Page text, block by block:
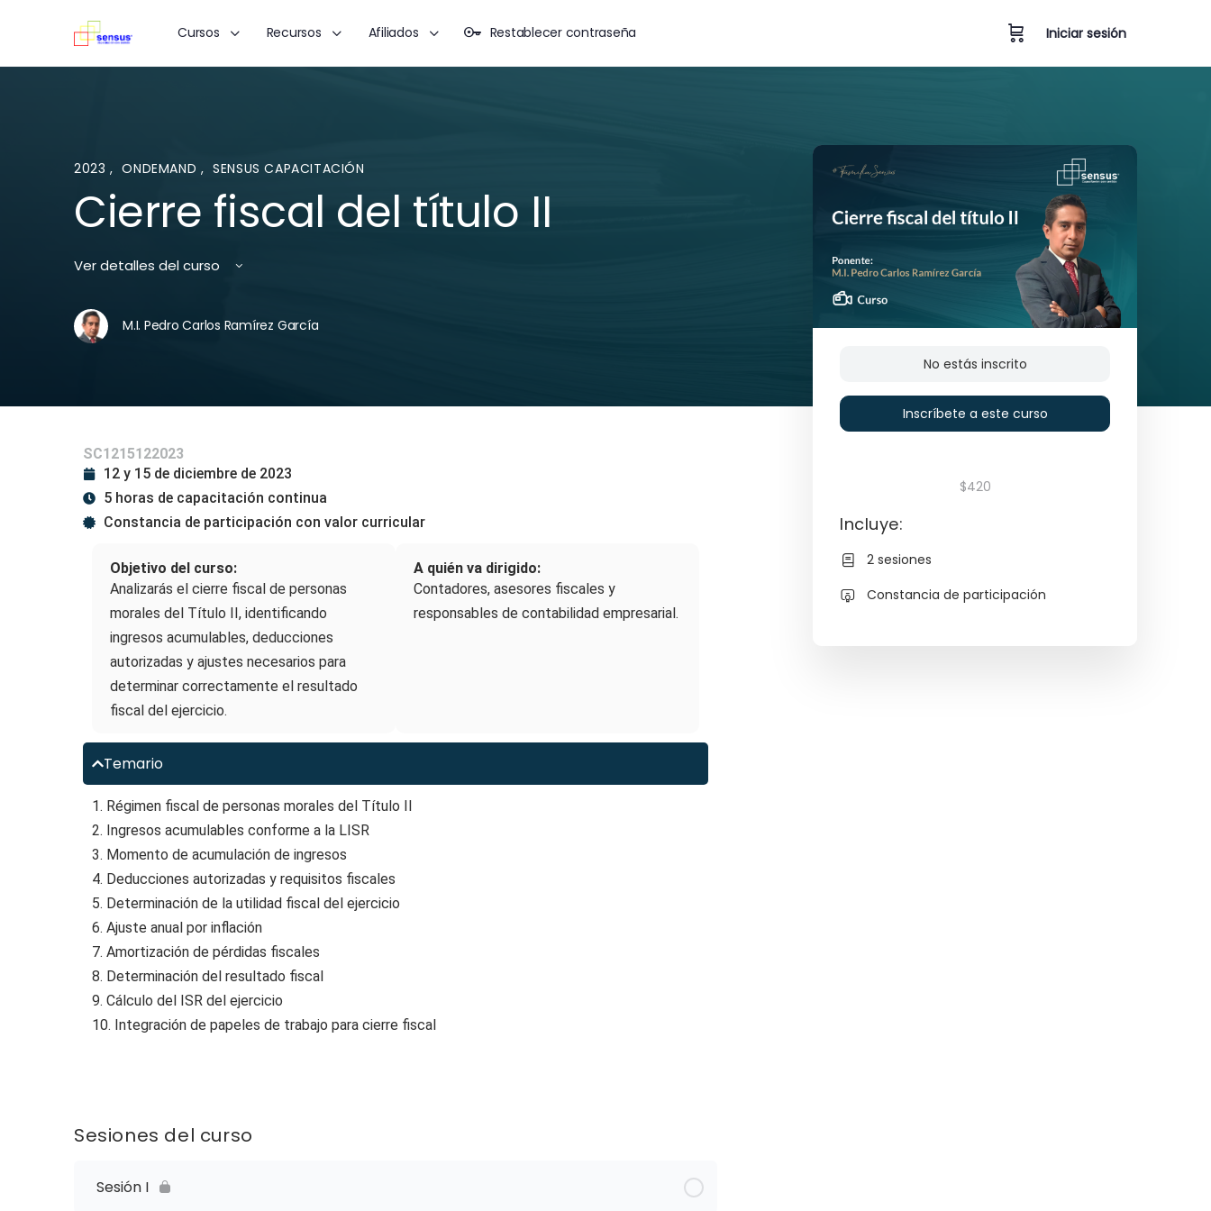
Cursos Recursos Afiliados Restablecer contraseña Iniciar sesión
2023, ONDEMAND , SENSUS CAPACITACIÓN
Cierre fiscal del título II
Ver detalles del curso
M.I. Pedro Carlos Ramírez García
SC1215122023
12 y 15 de diciembre de 2023
5 horas de capacitación continua
Constancia de participación con valor curricular
Objetivo del curso:
Analizarás el cierre fiscal de personas
morales del Título II, identificando
ingresos acumulables, deducciones
autorizadas y ajustes necesarios para
determinar correctamente el resultado
fiscal del ejercicio.
A quién va dirigido:
Contadores, asesores fiscales y
responsables de contabilidad empresarial.
Temario
1. Régimen fiscal de personas morales del Título II
2. Ingresos acumulables conforme a la LISR
3. Momento de acumulación de ingresos
4. Deducciones autorizadas y requisitos fiscales
5. Determinación de la utilidad fiscal del ejercicio
6. Ajuste anual por inflación
7. Amortización de pérdidas fiscales
8. Determinación del resultado fiscal
9. Cálculo del ISR del ejercicio
10. Integración de papeles de trabajo para cierre fiscal
Sesiones del curso
Sesión I
No estás inscrito
Inscríbete a este curso
$420
Incluye:
2 sesiones
Constancia de participación